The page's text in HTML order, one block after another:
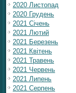
2020 Листопад
2020 Грудень
2021 Січень
2021 Лютий
2021 Березень
2021 Квітень
2021 Травень
2021 Червень
2021 Липень
2021 Серпень